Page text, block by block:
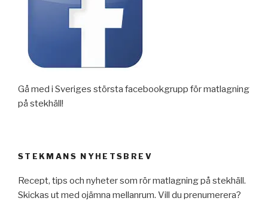
Gå med i Sveriges största facebookgrupp för matlagning
på stekhäll!
STEKMANS NYHETSBREV
Recept, tips och nyheter som rör matlagning på stekhäll.
Skickas ut med ojämna mellanrum. Vill du prenumerera?